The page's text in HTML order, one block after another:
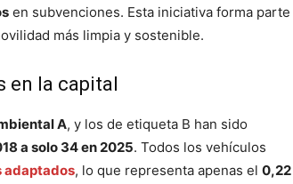
en subvenciones. Esta iniciativa forma parte
más limpia y sostenible.
en la capital
A, y los de etiqueta B han sido
a solo 34 en 2025. Todos los vehículos
adaptados, lo que representa apenas el 0,22